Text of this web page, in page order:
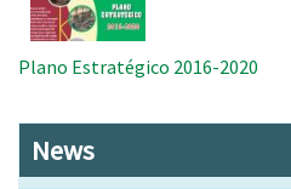
Plano Estratégico 2016-2020
News